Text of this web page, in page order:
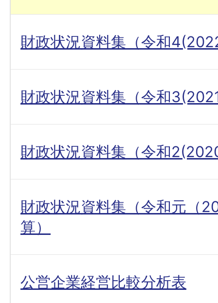
財政状況資料集（令和
財政状況資料集（令和
財政状況資料集（令和
財政状況資料集（令和元（
算）
公営企業経営比較分析表